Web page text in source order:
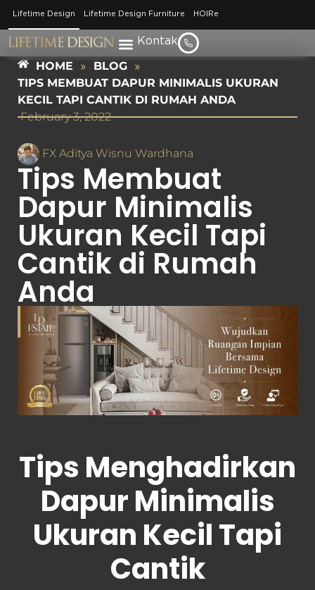
Lifetime Design Lifetime Design Furniture HOIRe
Kontak
HOME » BLOG »
TIPS MEMBUAT DAPUR MINIMALIS UKURAN
KECIL TAPI CANTIK DI RUMAH ANDA
February 3, 2022
FX Aditya Wisnu Wardhana
Tips Membuat
Dapur Minimalis
Ukuran Kecil Tapi
Cantik di Rumah
Anda
Tips Menghadirkan
Dapur Minimalis
Ukuran Kecil Tapi
Cantik